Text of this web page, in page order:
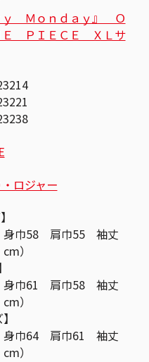
ｙ Ｍｏｎｄａｙ』＿Ｏ
Ｅ ＰＩＥＣＥ ＸＬサ
ロジャー
巾58 肩巾55 袖丈
）
巾61 肩巾58 袖丈
）
巾64 肩巾61 袖丈
）